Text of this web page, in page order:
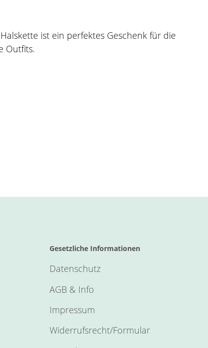
ist ein perfektes Geschenk für die
Outfits.
Gesetzliche Informationen
Datenschutz
AGB & Info
Impressum
Widerrufsrecht/Formular